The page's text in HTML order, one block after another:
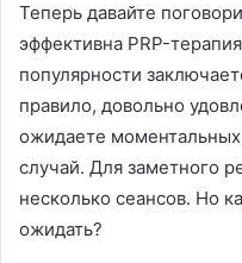
Теперь давайте
эффективна PRP-
популярности
правило, довольно
ожидаете моментальных
случай. Для заметного
несколько сеансов. Но
ожидать?